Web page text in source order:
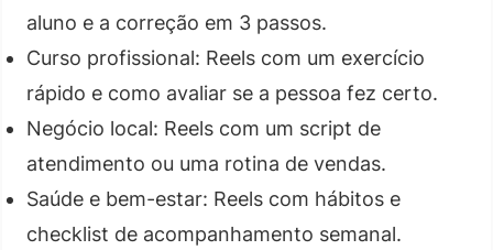
aluno e a correção em 3 passos.
Curso profissional: Reels com um exercício
rápido e como avaliar se a pessoa fez certo.
Negócio local: Reels com um script de
atendimento ou uma rotina de vendas.
Saúde e bem-estar: Reels com hábitos e
checklist de acompanhamento semanal.